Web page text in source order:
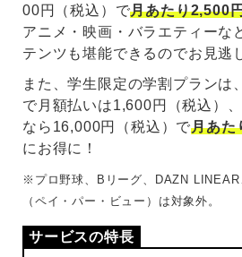
00円（税込）で月あたり2,500
アニメ・映画・バラエティーな
テンツも堪能できるのでお見逃
また、学生限定の学割プランは
で月額払いは1,600円（税込）
なら16,000円（税込）で月あた
にお得に！
※プロ野球、Bリーグ、DAZN LINEAR
（ペイ・パー・ビュー）は対象外。